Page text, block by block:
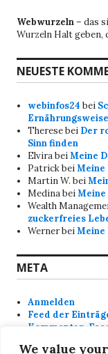
We value
Webwurzeln– das
Wurzeln Halt geben,
NEUESTE
webinfos24 bei
Theresebei Der
Sinn finden
ElvirabeiMeine
PatrickbeiMeine
Martin W. bei
Medinabei
Wealth
zuckerfreies
WernerbeiMeine
META
Anmelden
Feed der
Kommentar-